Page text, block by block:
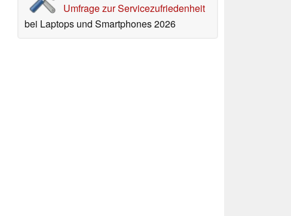
Umfrage zur Servicezufriedenheit
bei Laptops und Smartphones 2026